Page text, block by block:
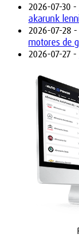
2026-07-30 -
akarunk
2026-07-28 -
motores de
2026-07-27 -